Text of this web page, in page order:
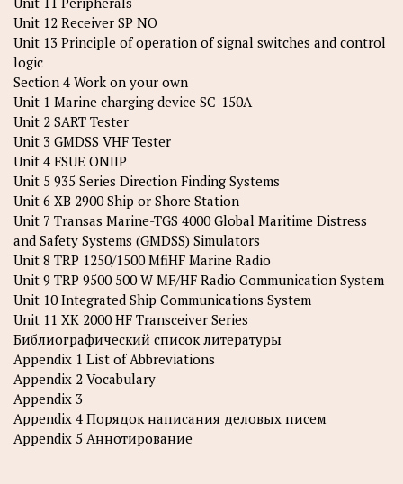
Unit 12 Receiver SP NO
Unit 13 Principle of operation of signal switches and control
logic
Section 4 Work on your own
Unit 1 Marine charging device SC-150A
Unit 2 SART Tester
Unit 3 GMDSS VHF Tester
Unit 4 FSUE ONIIP
Unit 5 935 Series Direction Finding Systems
Unit 6 XB 2900 Ship or Shore Station
Unit 7 Transas Marine-TGS 4000 Global Maritime Distress
and Safety Systems (GMDSS) Simulators
Unit 8 TRP 1250/1500 MfiHF Marine Radio
Unit 9 TRP 9500 500 W MF/HF Radio Communication System
Unit 10 Integrated Ship Communications System
Unit 11 XK 2000 HF Transceiver Series
Библиографический список литературы
Appendix 1 List of Abbreviations
Appendix 2 Vocabulary
Appendix 3
Appendix 4 Порядок написания деловых писем
Appendix 5 Аннотирование